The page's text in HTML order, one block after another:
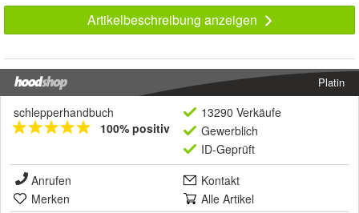
Artikelbeschreibung anzeigen
Platin
schlepperhandbuch
100% positiv
13290 Verkäufe
Gewerblich
ID-Geprüft
Anrufen
Kontakt
Merken
Alle Artikel